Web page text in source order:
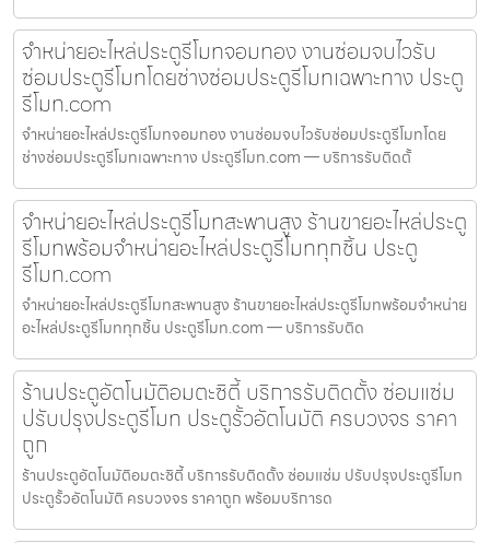
จำหน่ายอะไหล่ประตูรีโมทจอมทอง งานซ่อมจบไวรับ
ซ่อมประตูรีโมทโดยช่างซ่อมประตูรีโมทเฉพาะทาง ประตู
รีโมท.com
จำหน่ายอะไหล่ประตูรีโมทจอมทอง งานซ่อมจบไวรับซ่อมประตูรีโมทโดย
ช่างซ่อมประตูรีโมทเฉพาะทาง ประตูรีโมท.com — บริการรับติดตั้
จำหน่ายอะไหล่ประตูรีโมทสะพานสูง ร้านขายอะไหล่ประตู
รีโมทพร้อมจำหน่ายอะไหล่ประตูรีโมททุกชิ้น ประตู
รีโมท.com
จำหน่ายอะไหล่ประตูรีโมทสะพานสูง ร้านขายอะไหล่ประตูรีโมทพร้อมจำหน่าย
อะไหล่ประตูรีโมททุกชิ้น ประตูรีโมท.com — บริการรับติด
ร้านประตูอัตโนมัติอมตะซิตี้ บริการรับติดตั้ง ซ่อมแซ่ม
ปรับปรุงประตูรีโมท ประตูรั้วอัตโนมัติ ครบวงจร ราคา
ถูก
ร้านประตูอัตโนมัติอมตะซิตี้ บริการรับติดตั้ง ซ่อมแซ่ม ปรับปรุงประตูรีโมท
ประตูรั้วอัตโนมัติ ครบวงจร ราคาถูก พร้อมบริการด